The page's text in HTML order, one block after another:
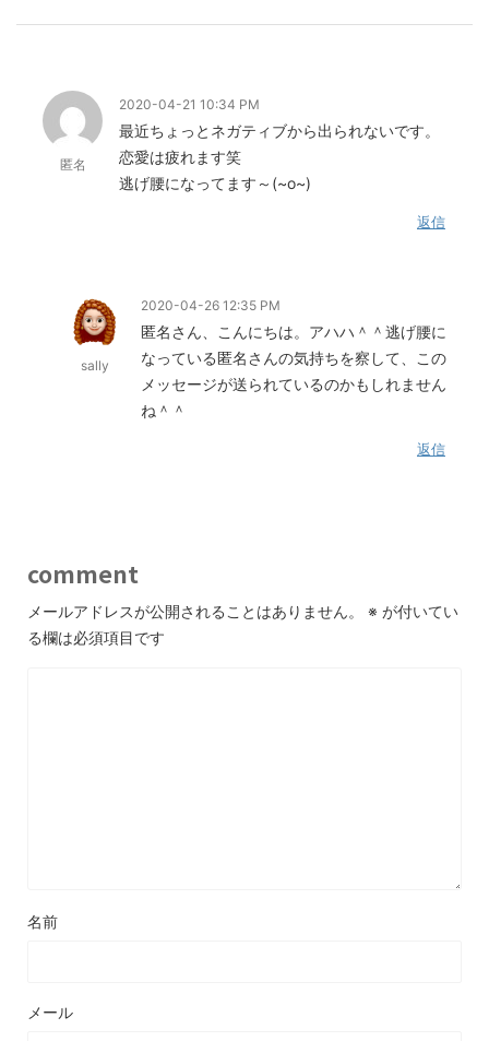
匿名
2020-04-21 10:34 PM
最近ちょっとネガティブから出られないです。
恋愛は疲れます笑
逃げ腰になってます～(~o~)
返信
sally
2020-04-26 12:35 PM
匿名さん、こんにちは。アハハ＾＾逃げ腰に
なっている匿名さんの気持ちを察して、この
メッセージが送られているのかもしれません
ね＾＾
返信
comment
メールアドレスが公開されることはありません。 ※ が付いてい
る欄は必須項目です
名前
メール